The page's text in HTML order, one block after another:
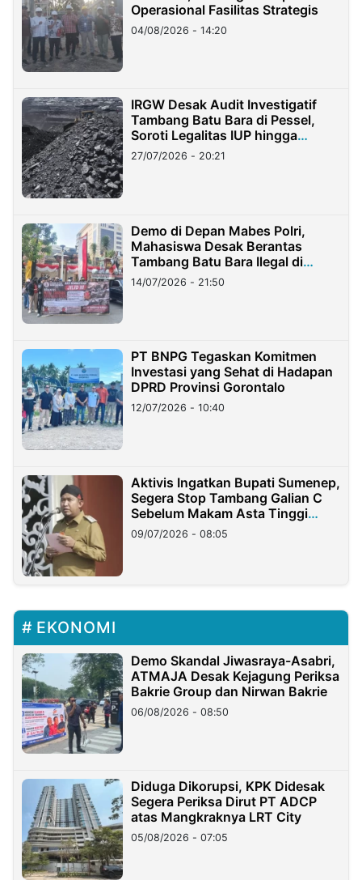
Operasional Fasilitas Strategis
04/08/2026 - 14:20
IRGW Desak Audit Investigatif
Tambang Batu Bara di Pessel,
Soroti Legalitas IUP hingga
Stockpile
27/07/2026 - 20:21
Demo di Depan Mabes Polri,
Mahasiswa Desak Berantas
Tambang Batu Bara Ilegal di
Lampung
14/07/2026 - 21:50
PT BNPG Tegaskan Komitmen
Investasi yang Sehat di Hadapan
DPRD Provinsi Gorontalo
12/07/2026 - 10:40
Aktivis Ingatkan Bupati Sumenep,
Segera Stop Tambang Galian C
Sebelum Makam Asta Tinggi
Longsor
09/07/2026 - 08:05
EKONOMI
Demo Skandal Jiwasraya-Asabri,
ATMAJA Desak Kejagung Periksa
Bakrie Group dan Nirwan Bakrie
06/08/2026 - 08:50
Diduga Dikorupsi, KPK Didesak
Segera Periksa Dirut PT ADCP
atas Mangkraknya LRT City
05/08/2026 - 07:05